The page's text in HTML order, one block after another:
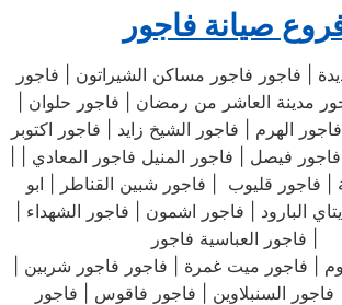
صيانة فاجور
| فاجور فاجور مساكن الشيراتون | فاجور
مدينة العاشر من رمضان | فاجور حلوان |
فاجور الهرم | فاجور الشيخ زايد | فاجور اكتوبر
فيصل | فاجور المنيل فاجور المعادي | |
| فاجور قليوب | فاجور شبين القناطر | ابو
البارود | فاجور اشمون | فاجور الشهداء |
| فاجور ميت غمرة | فاجور فاجور شربين |
السنبلاوين | فاجور فاقوس | فاجور